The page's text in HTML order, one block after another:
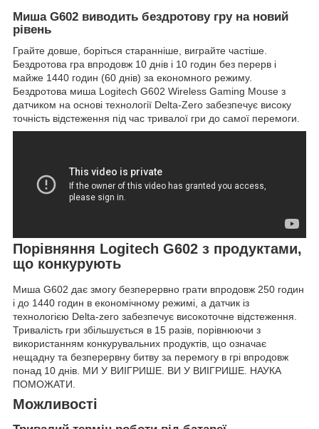
Миша G602 виводить бездротову гру на новий
рівень
Грайте довше, боріться старанніше, виграйте частіше.
Бездротова гра впродовж 10 днів і 10 годин без перерв і
майже 1440 годин (60 днів) за економного режиму.
Бездротова миша Logitech G602 Wireless Gaming Mouse з
датчиком на основі технології Delta-Zero забезпечує високу
точність відстеження під час тривалої гри до самої перемоги.
Порівняння Logitech G602 з продуктами,
що конкурують
Миша G602 дає змогу безперервно грати впродовж 250 годин
і до 1440 годин в економічному режимі, а датчик із
технологією Delta-zero забезпечує високоточне відстеження.
Тривалість гри збільшується в 15 разів, порівнюючи з
використанням конкурувальних продуктів, що означає
нещадну та безперервну битву за перемогу в грі впродовж
понад 10 днів. МИ У ВИІГРИШЕ. ВИ У ВИІГРИШЕ. НАУКА
ПОМОЖАТИ.
Можливості